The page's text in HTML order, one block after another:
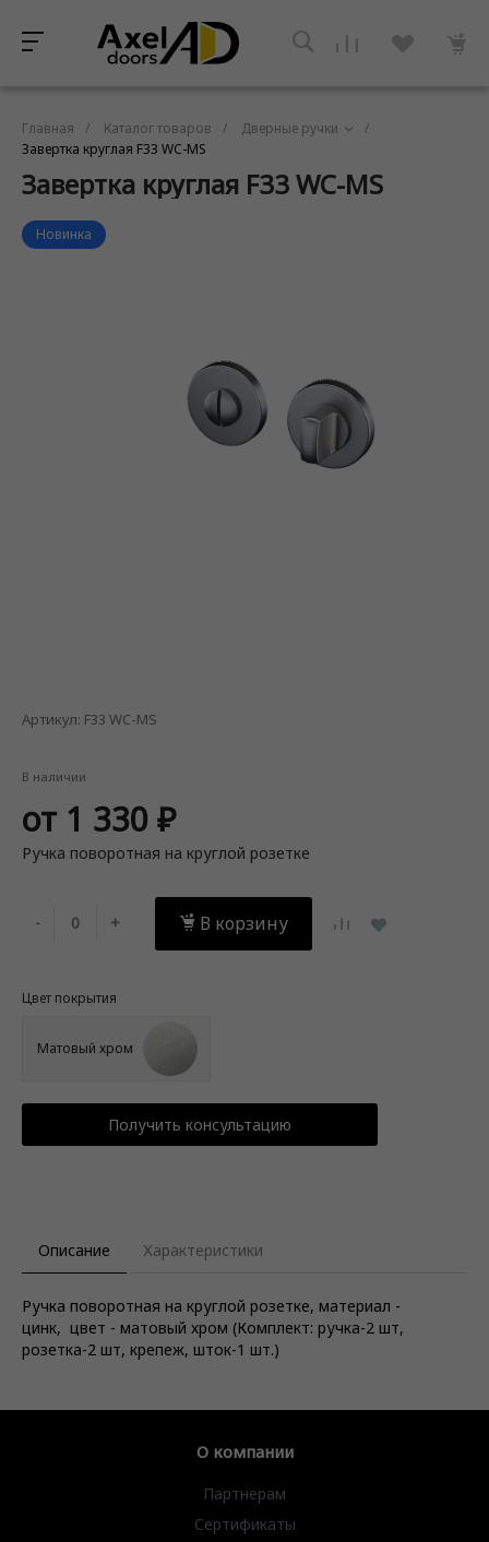
Главная / Каталог товаров / Дверные ручки
/
Завертка круглая F33 WC-MS
Завертка круглая F33 WC-MS
Новинка
Артикул: F33 WC-MS
В наличии
от 1 330 ₽
Ручка поворотная на круглой розетке
- + В корзину
Цвет покрытия
Матовый хром
Получить консультацию
Описание Характеристики
Ручка поворотная на круглой розетке, материал -
цинк, цвет - матовый хром (Комплект: ручка-2 шт,
розетка-2 шт, крепеж, шток-1 шт.)
О компании
Партнерам
Сертификаты